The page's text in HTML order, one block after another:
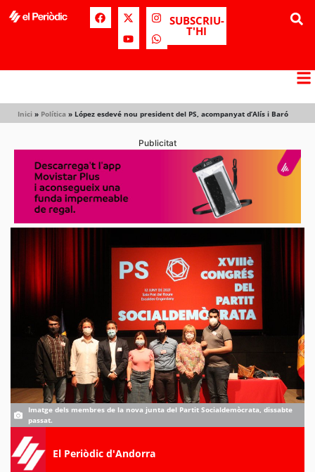
SUBSCRIU-
T'HI
Inici » Política » López esdevé nou president del PS, acompanyat d’Alís i Baró
Publicitat
Imatge dels membres de la nova junta del Partit Socialdemòcrata, dissabte
passat.
El Periòdic d'Andorra